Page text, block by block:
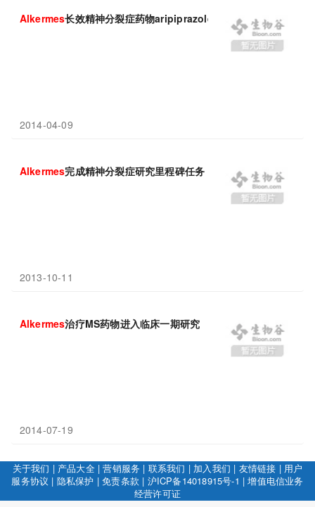
Alkermes长效精神分裂症药物aripiprazole lauroxil III期获得成功
2014-04-09
Alkermes完成精神分裂症研究里程碑任务
2013-10-11
Alkermes治疗MS药物进入临床一期研究
2014-07-19
关于我们 | 产品大全|营销服务 | 联系我们 | 加入我们 | 友情链接 | 用户
服务协议 | 隐私保护 |免责条款 | 沪ICP备14018915号-1 |增值电信业务
经营许可证